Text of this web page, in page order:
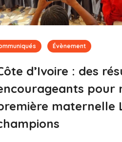
Communiqués DONATION
Le parcours d’un
de nos
ADMIN